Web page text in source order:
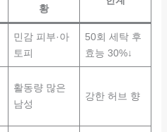
황
민감 피부·아
토피
50회 세탁 후
효능 30%↓
활동량 많은
남성
강한 허브 향